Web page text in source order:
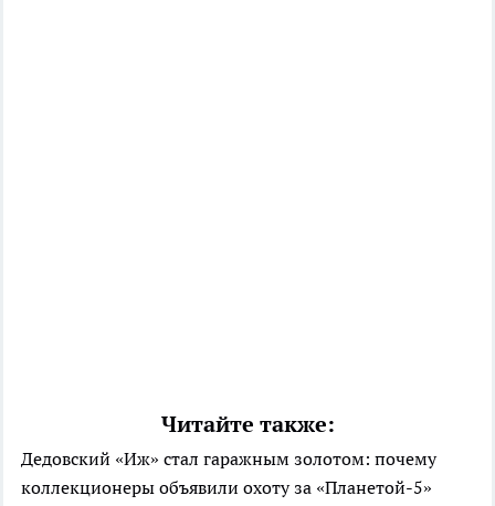
Читайте также:
Дедовский «Иж» стал гаражным золотом: почему
коллекционеры объявили охоту за «Планетой-5»